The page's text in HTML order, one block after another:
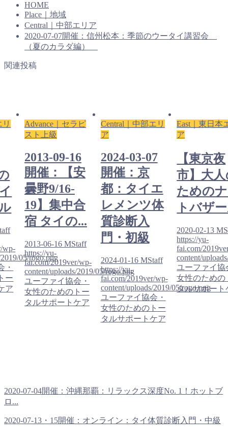
HOME
Place｜地域
Central｜中部エリア
2020-07-07開催：信州松本：季節のウータイ講習会
（夏のカラダ編）
関連投稿
wp-
05/rogo.png
・
ー
ア
Advance｜セラピ
スト上級
2013-09-16
開催：【安
曇野9/16-
19】集中合
宿 タイの...
2013-06-16 MStaff
https://yu-
fai.com/2019ver/wp-
content/uploads/2019/05/rogo.png
ユーファイ協会・
女性のためのトー
タルサポートケア
Central｜中部エリ
ア
2024-03-07
開催：京
都：タイエ
レメンツ体
質診断入
門・初級
2024-01-16 MStaff
https://yu-
fai.com/2019ver/wp-
content/uploads/2019/05/rogo.png
ユーファイ協会・
女性のためのトー
タルサポートケア
East｜東日本
ア
【東京夜
市】大
ための
トバザ
2020-02-13
https://yu-
fai.com/
content/
ユーファイ協
女性のための
タルサポート
2020-07-04開催：沖縄那覇：リラックス深度No. 1！ホットブ
ロ...
2020-07-13・15開催：オンライン：タイ体質診断入門・中級